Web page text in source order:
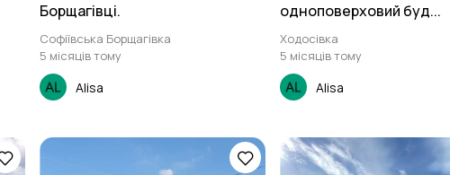
Борщагівці.
Софіївська Борщагівка
5 місяців тому
Alisa
одноповерховий буд...
Ходосівка
5 місяців тому
Alisa